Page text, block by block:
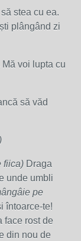
stea cu ea.
plângând zi
voi lupta cu
să văd
fiica) Draga
unde umbli
pe
întoarce-te!
face rost de
din nou de